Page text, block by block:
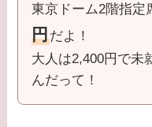
東京ドーム2階指定
円だよ！
大人は2,400円で未
んだって！